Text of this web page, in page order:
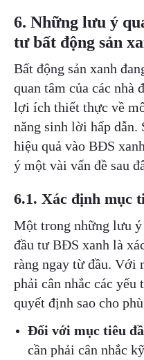
6. Những lưu ý
tư bất động sản
Bất động sản xanh
quan tâm của các nhà
lợi ích thiết thực về
năng sinh lời hấp dẫn.
hiệu quả vào BĐS
ý một vài vấn đề sau
6.1. Xác định mục
Một trong những lưu
đầu tư BĐS xanh là
ràng ngay từ đầu. Với
phải cân nhắc các yếu
quyết định sao cho
Đối với mục tiêu
cần phải cân nhắc